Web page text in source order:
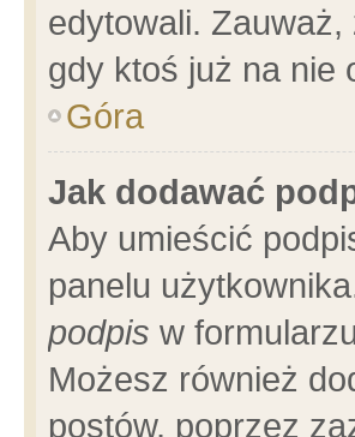
edytowali.
gdy ktoś już na nie
Góra
Jak dodawać
Aby umieścić
panelu
podpis w
Możesz również
postów, poprzez